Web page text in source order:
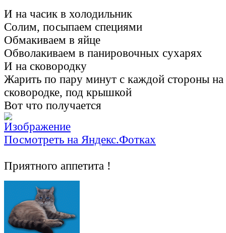
И на часик в холодильник
Солим, посыпаем специями
Обмакиваем в яйце
Обволакиваем в панировочных сухарях
И на сковородку
Жарить по пару минут с каждой стороны на
сковородке, под крышкой
Вот что получается
Посмотреть на Яндекс.Фотках
Приятного аппетита !